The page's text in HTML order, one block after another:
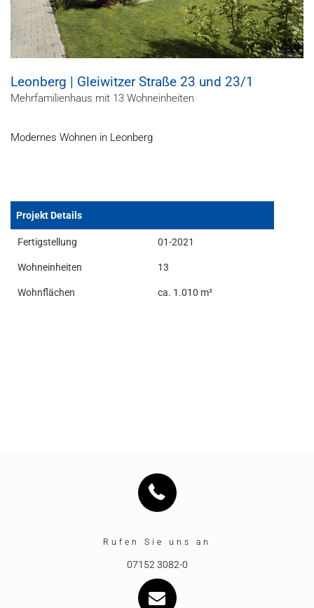
Leonberg | Gleiwitzer Straße 23 und 23/1
Mehrfamilienhaus mit 13 Wohneinheiten
Modernes Wohnen in Leonberg
Projekt Details
Fertigstellung 01-2021
Wohneinheiten 13
Wohnflächen ca. 1.010 m²
Rufen Sie uns an
07152 3082-0